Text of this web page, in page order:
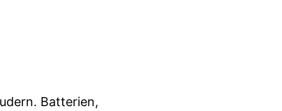
Batterien,